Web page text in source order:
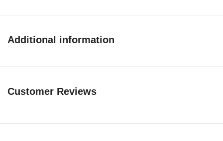
Additional information
Customer Reviews